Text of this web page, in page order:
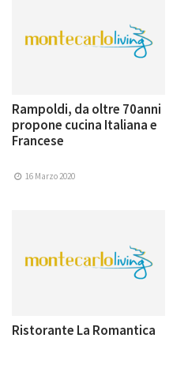
Rampoldi, da oltre 70anni
propone cucina Italiana e
Francese
16 Marzo 2020
Ristorante La Romantica